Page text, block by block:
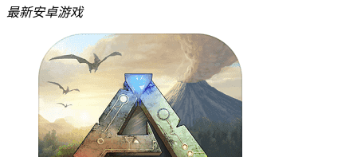
最新安卓游戏